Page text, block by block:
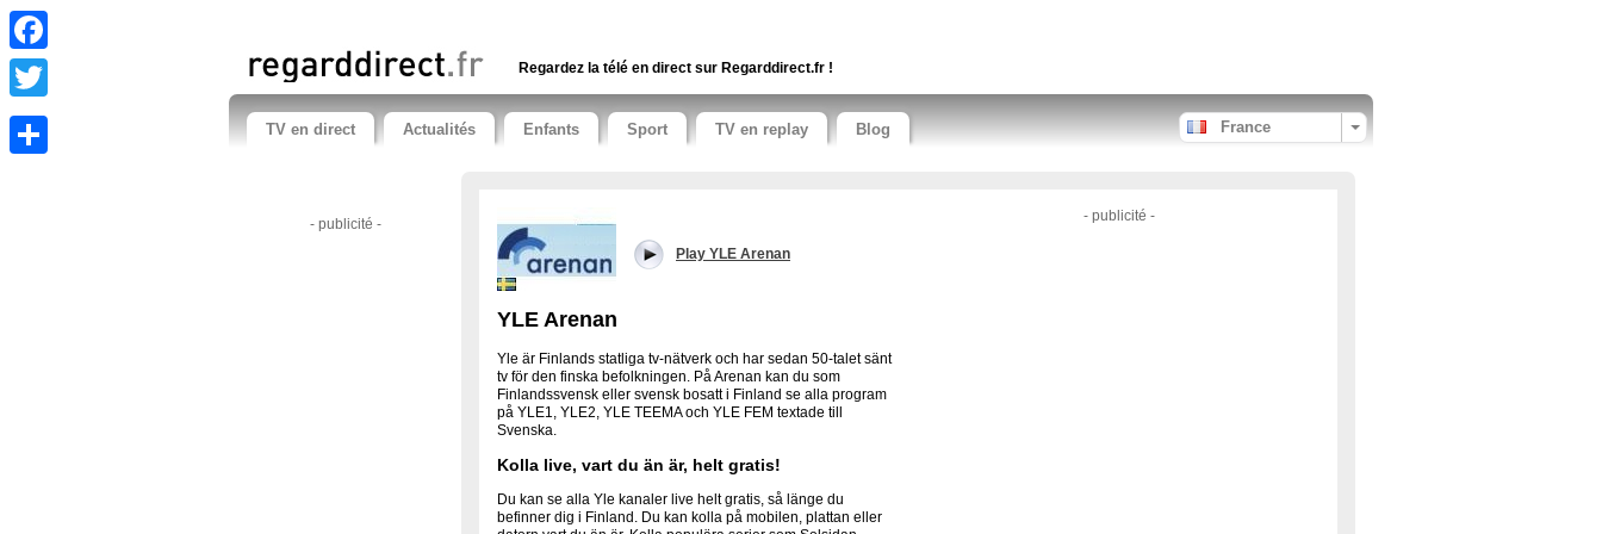
Facebook
Twitter
Regardez la télé en direct sur Regarddirect.fr !
TV en direct Actualités Enfants Sport TV en replay Blog France
- publicité - - publicité -
Play YLE Arenan
YLE Arenan
Yle är Finlands statliga tv-nätverk och har sedan 50-talet sänt
tv för den finska befolkningen. På Arenan kan du som
Finlandssvensk eller svensk bosatt i Finland se alla program
på YLE1, YLE2, YLE TEEMA och YLE FEM textade till
Svenska.
Kolla live, vart du än är, helt gratis!
Du kan se alla Yle kanaler live helt gratis, så länge du
befinner dig i Finland. Du kan kolla på mobilen, plattan eller